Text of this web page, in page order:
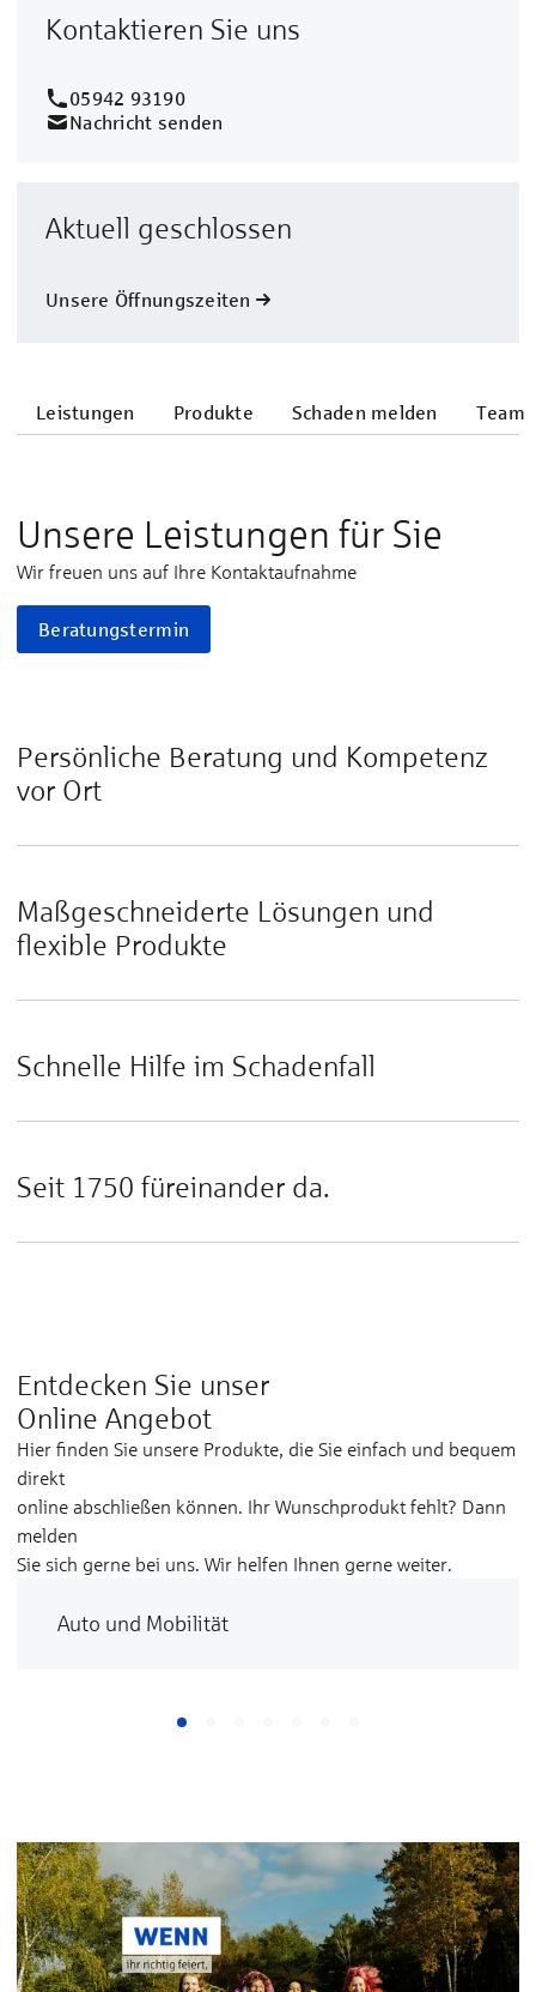
Kontaktieren Sie uns
05942 93190
Nachricht senden
Aktuell geschlossen
Unsere Öffnungszeiten
Leistungen Produkte Schaden melden Team
Unsere Leistungen für Sie
Wir freuen uns auf Ihre Kontaktaufnahme
Beratungstermin
Persönliche Beratung und Kompetenz
vor Ort
Maßgeschneiderte Lösungen und
flexible Produkte
Schnelle Hilfe im Schadenfall
Seit 1750 füreinander da.
Entdecken Sie unser
Online Angebot
Hier finden Sie unsere Produkte, die Sie einfach und bequem
direkt
online abschließen können. Ihr Wunschprodukt fehlt? Dann
melden
Sie sich gerne bei uns. Wir helfen Ihnen gerne weiter.
Auto und Mobilität